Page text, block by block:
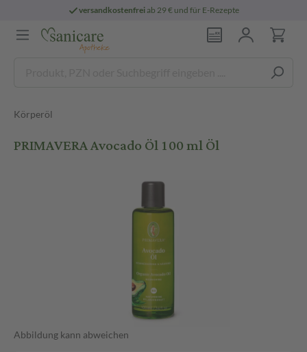
versandkostenfreiab 29 € und für E-Rezepte
Körperöl
PRIMAVERA Avocado Öl 100 ml Öl
Abbildung kann abweichen